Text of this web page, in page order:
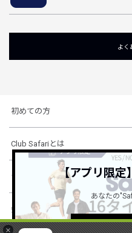
×
よく
初めての方
Club Safariとは
ショッピングガイド
会社概要・規約
【アプリ限定
あなたの
詳しく